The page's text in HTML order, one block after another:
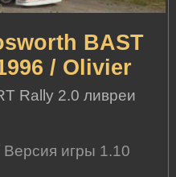
BAST
/ Olivier
Rally 2.0 ливреи
Версия игры 1.10